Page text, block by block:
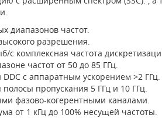
диапазонов частот.
разрешения.
комплексная частота
частот от 50 до 85 ГГц.
с аппаратным ускорением >2 ГГц.
пропускания 5 ГГц и 10 ГГц.
фазово-когерентными каналами.
от 1 кГц до 100% несущей частоты.